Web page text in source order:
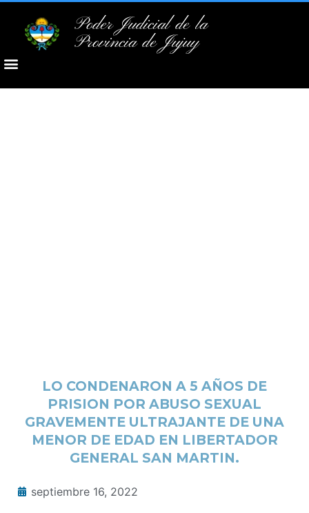
Poder Judicial de la
Provincia de Jujuy
LO CONDENARON A 5 AÑOS DE
PRISION POR ABUSO SEXUAL
GRAVEMENTE ULTRAJANTE DE UNA
MENOR DE EDAD EN LIBERTADOR
GENERAL SAN MARTIN.
septiembre 16, 2022